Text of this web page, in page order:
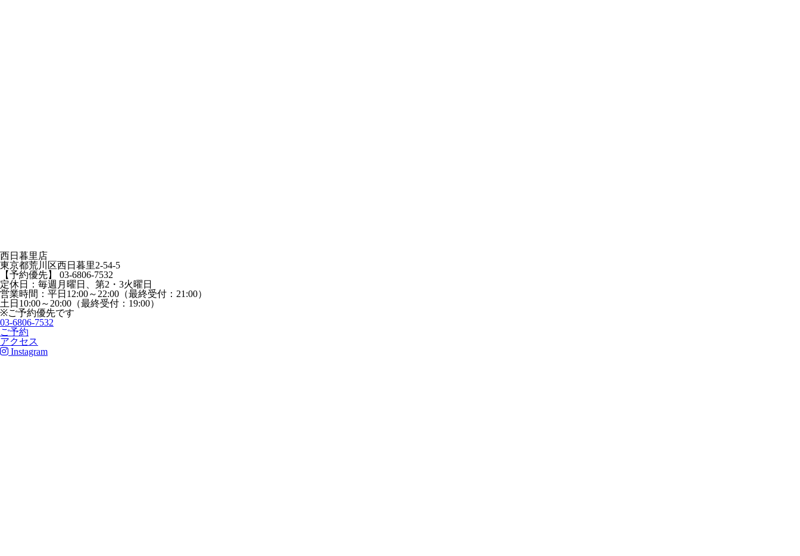
西日暮里店
東京都荒川区西日暮里2-54-5
【予約優先】 03-6806-7532
定休日：毎週月曜日、第2・3火曜日
営業時間：平日12:00～22:00（最終受付：21:00）
土日10:00～20:00（最終受付：19:00）
※ご予約優先です
03-6806-7532
ご予約
アクセス
Instagram